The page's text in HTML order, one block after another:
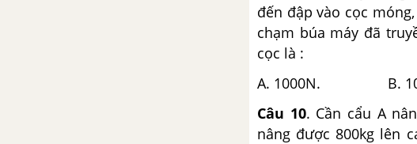
đến đập vào cọc
chạm búa máy đã
cọc là :
A. 1000N. B.
Câu 10. Cần cẩu A
nâng được 800kg lên